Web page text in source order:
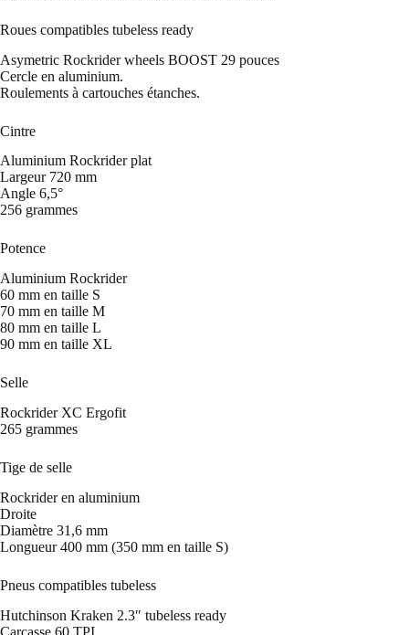
Roues compatibles tubeless ready
Asymetric Rockrider wheels BOOST 29 pouces
Cercle en aluminium.
Roulements à cartouches étanches.
Cintre
Aluminium Rockrider plat
Largeur 720 mm
Angle 6,5°
256 grammes
Potence
Aluminium Rockrider
60 mm en taille S
70 mm en taille M
80 mm en taille L
90 mm en taille XL
Selle
Rockrider XC Ergofit
265 grammes
Tige de selle
Rockrider en aluminium
Droite
Diamètre 31,6 mm
Longueur 400 mm (350 mm en taille S)
Pneus compatibles tubeless
Hutchinson Kraken 2.3″ tubeless ready
Carcasse 60 TPI